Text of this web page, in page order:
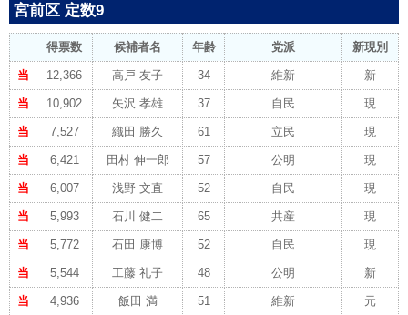
宮前区 定数9
得票数 候補者名 年齢 党派 新現別
当 12,366 高戸 友子 34 維新 新
当 10,902 矢沢 孝雄 37 自民 現
当 7,527 織田 勝久 61 立民 現
当 6,421 田村 伸一郎 57 公明 現
当 6,007 浅野 文直 52 自民 現
当 5,993 石川 健二 65 共産 現
当 5,772 石田 康博 52 自民 現
当 5,544 工藤 礼子 48 公明 新
当 4,936 飯田 満 51 維新 元